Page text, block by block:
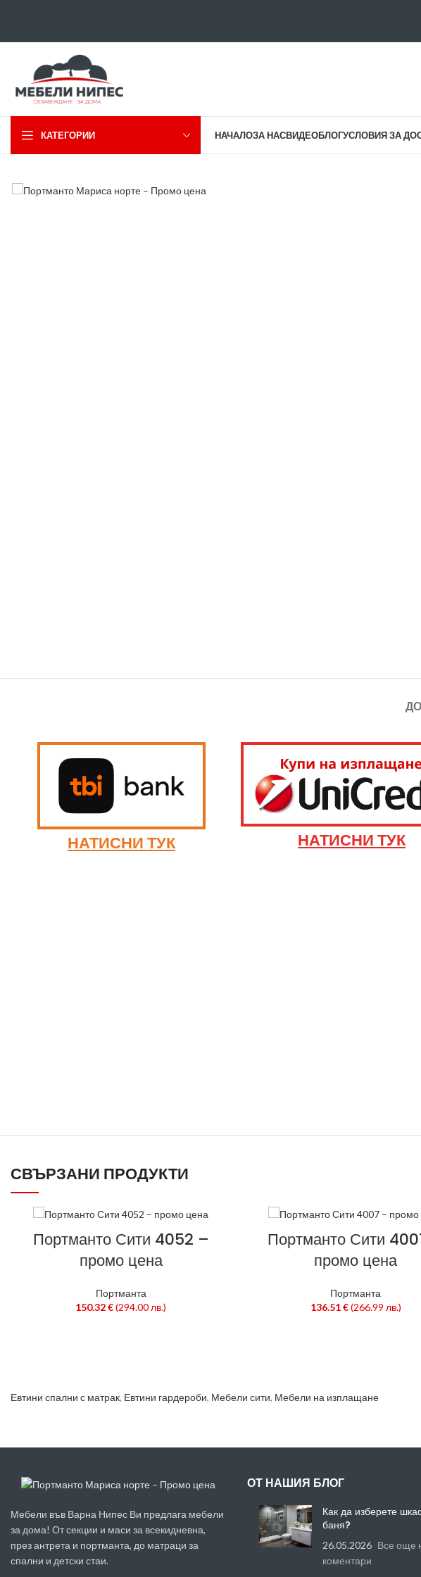
КАТЕГОРИИ НАЧАЛОЗА НАСВИДЕОБЛОГУСЛОВИЯ ЗА
НАТИСНИ ТУК НАТИСНИ ТУК
СВЪРЗАНИ ПРОДУКТИ
Портманто Сити 4052 –
промо цена
Портманта
150.32€(294.00 лв.)
Портманто Сити
промо цена
Портманта
136.51€(266.99 лв.)
Евтини спални с матрак, Евтини гардероби, Мебели сити, Мебели на изплащане
Мебели във Варна Нипес Ви предлага мебели
за дома! От секции и маси за всекидневна,
през антрета и портманта, до матраци за
спални и детски стаи.
ОТ НАШИЯ БЛОГ
Как да изберете
баня?
26.05.2026 Все още
коментари